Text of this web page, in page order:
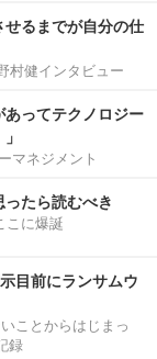
せるまでが自分の仕
村健インタビュー
あってテクノロジー
マネジメント
ったら読むべき
こに爆誕
目前にランサムウ
ことからはじまっ
録